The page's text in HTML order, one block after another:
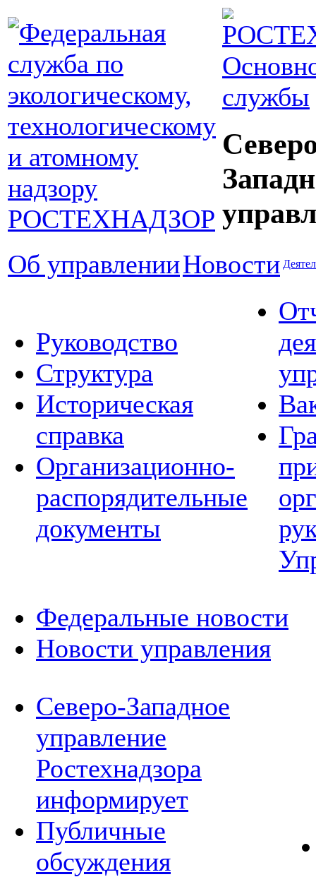
службы
Об управленииНовости
Руководство
Структура
Историческая
справка
Организационно-
распорядительные
документы
Федеральные новости
Новости управления
Северо-Западное
управление
Ростехнадзора
информирует
Публичные
обсуждения